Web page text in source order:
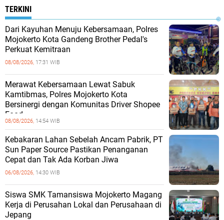
TERKINI
Dari Kayuhan Menuju Kebersamaan, Polres
Mojokerto Kota Gandeng Brother Pedal's
Perkuat Kemitraan
08/08/2026, 17:31 WIB
Merawat Kebersamaan Lewat Sabuk
Kamtibmas, Polres Mojokerto Kota
Bersinergi dengan Komunitas Driver Shopee
Food
08/08/2026, 14:54 WIB
Kebakaran Lahan Sebelah Ancam Pabrik, PT
Sun Paper Source Pastikan Penanganan
Cepat dan Tak Ada Korban Jiwa
06/08/2026, 14:30 WIB
Siswa SMK Tamansiswa Mojokerto Magang
Kerja di Perusahan Lokal dan Perusahaan di
Jepang